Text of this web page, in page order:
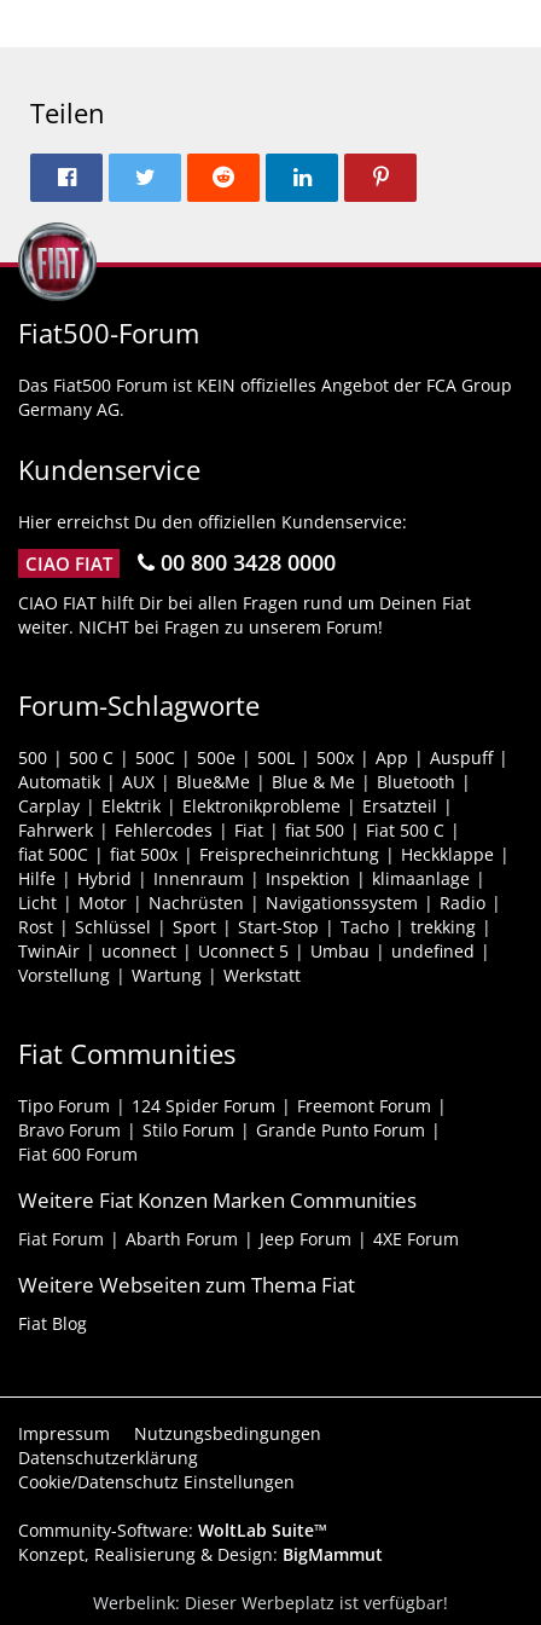
Teilen
Fiat500-Forum
Das Fiat500 Forum ist KEIN offizielles Angebot der FCA Group
Germany AG.
Kundenservice
Hier erreichst Du den offiziellen Kundenservice:
CIAO FIAT 00 800 3428 0000
CIAO FIAT hilft Dir bei allen Fragen rund um Deinen Fiat
weiter. NICHT bei Fragen zu unserem Forum!
Forum-Schlagworte
500 500 C 500C 500e 500L 500x App
Auspuff
Automatik
AUX Blue&Me Blue & Me
Bluetooth
Carplay
Elektrik Elektronikprobleme
Ersatzteil
Fahrwerk
Fehlercodes Fiat fiat 500
Fiat 500 C
fiat 500C
fiat 500x Freisprecheinrichtung
Heckklappe
Hilfe
Hybrid Innenraum Inspektion
klimaanlage
Licht
Motor Nachrüsten Navigationssystem
Radio
Rost
Schlüssel Sport Start-Stop Tacho
trekking
TwinAir
uconnect Uconnect 5 Umbau
undefined
Vorstellung
Wartung Werkstatt
Fiat Communities
Tipo Forum 124 Spider Forum
Freemont Forum
Bravo Forum
Stilo Forum
Grande Punto Forum
Fiat 600 Forum
Weitere Fiat Konzen Marken Communities
Fiat Forum Abarth Forum Jeep Forum 4XE Forum
Weitere Webseiten zum Thema Fiat
Fiat Blog
Impressum
Nutzungsbedingungen
Datenschutzerklärung
Cookie/Datenschutz Einstellungen
Community-Software: WoltLab Suite™
Konzept, Realisierung & Design: BigMammut
Werbelink: Dieser Werbeplatz ist verfügbar!